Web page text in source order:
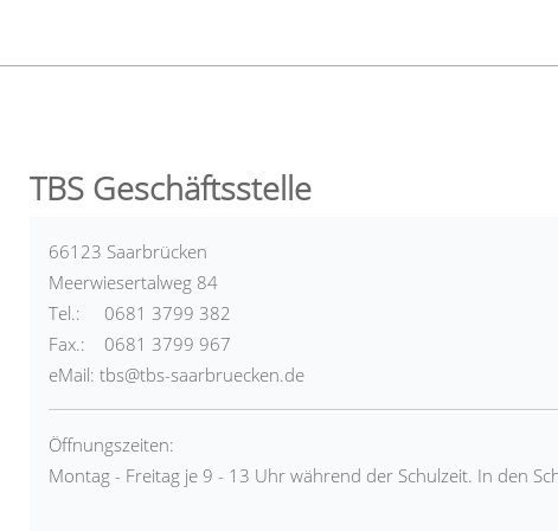
TBS Geschäftsstelle
66123 Saarbrücken
Meerwiesertalweg 84
Tel.: 0681 3799 382
Fax.: 0681 3799 967
eMail: tbs@tbs-saarbruecken.de
Öffnungszeiten:
Montag - Freitag je 9 - 13 Uhr während der Schulzeit. In den